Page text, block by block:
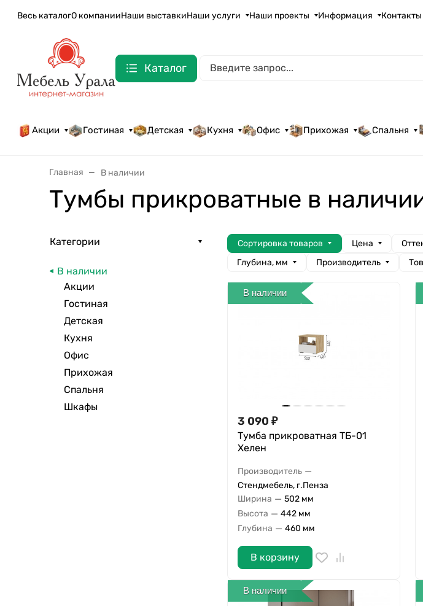
Весь каталогО компанииНаши выставкиНаши услуги Наши проекты Информация Контакты
Каталог
Акции Гостиная Детская Кухня Офис Прихожая Спальня
Главная В наличии
Тумбы прикроватные в
Категории
В наличии
Акции
Гостиная
Детская
Кухня
Офис
Прихожая
Спальня
Шкафы
Сортировка товаров Цена
Глубина, мм
Производитель
В наличии
3 090 ₽
Тумба прикроватная ТБ-01
Хелен
Производитель —
Стендмебель, г.Пенза
Ширина — 502 мм
Высота — 442 мм
Глубина — 460 мм
В корзину
В наличии